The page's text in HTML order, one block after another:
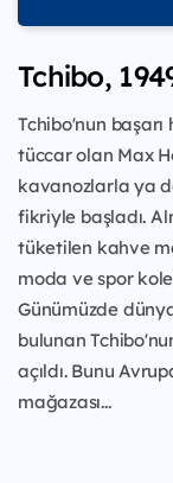
Tchibo,
Tchibo'nun başarı
tüccar olan Max
kavanozlarla ya
fikriyle başladı.
tüketilen kahve
moda ve spor
Günümüzde
bulunan
açıldı. Bunu
mağazası...